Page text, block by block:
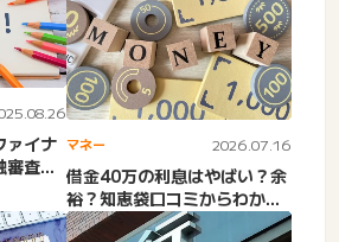
ァイナ
査甘
マネー 2026.07.16
借金40万の利息はやばい？余
裕？知恵袋口コミからわかる
借金地獄に陥る人とそうで...